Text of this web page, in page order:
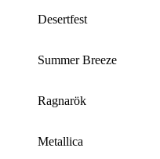
Desertfest
Summer Breeze
Ragnarök
Metallica